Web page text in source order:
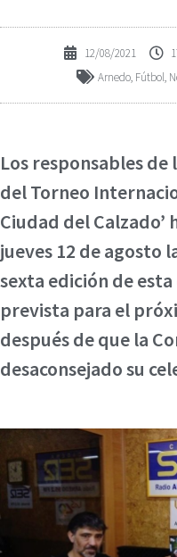
12/08/2021
Arnedo, Fútbol,
Los responsables
del Torneo
Ciudad del Calzado’
jueves 12 de agosto
sexta edición de
prevista para el
después de que la
desaconsejado su